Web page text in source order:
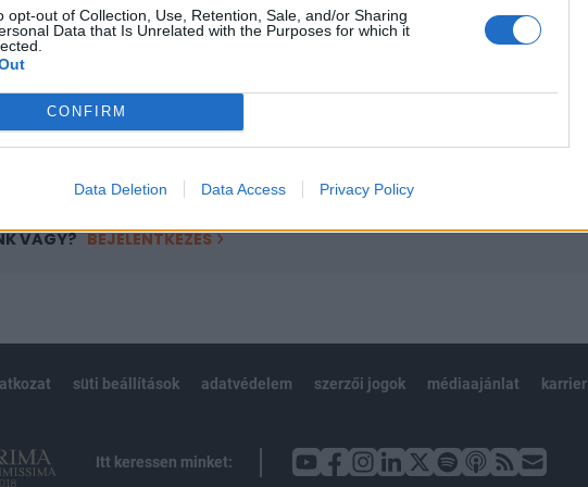
opt-out of Collection, Use, Retention, Sale, and/or Sharing
Data that Is Unrelated with the Purposes for which it
CONFIRM
Data Deletion Data Access Privacy Policy
tartalmazza:
cikkarchívum
elmúlt 2 év napon belüli
VAGY? BEJELENTKEZÉS
süti beállítások adatvédelem szerzői jogok médiaajánlat karrier
Itt keressen minket: